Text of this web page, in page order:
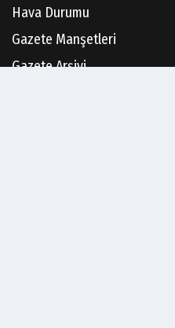
Hava Durumu
Gazete Manşetleri
Gazete Arşivi